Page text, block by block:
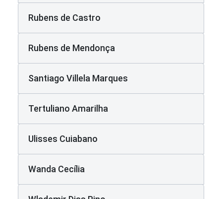
Rubens de Castro
Rubens de Mendonça
Santiago Villela Marques
Tertuliano Amarilha
Ulisses Cuiabano
Wanda Cecília